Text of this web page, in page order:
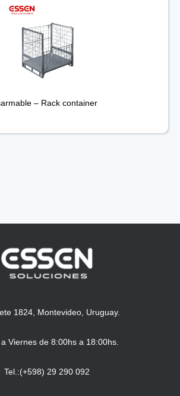
– Rack container
1824, Montevideo, Uruguay.
Viernes de 8:00hs a 18:00hs.
Tel.:(+598) 29 290 092